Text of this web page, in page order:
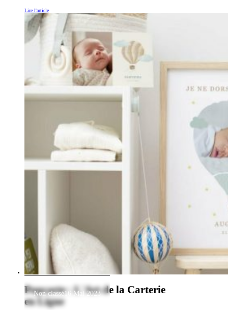
Lire l'article
Popcarte : L'Art de la Carterie
en Ligne
Non classé16 Mai 2023